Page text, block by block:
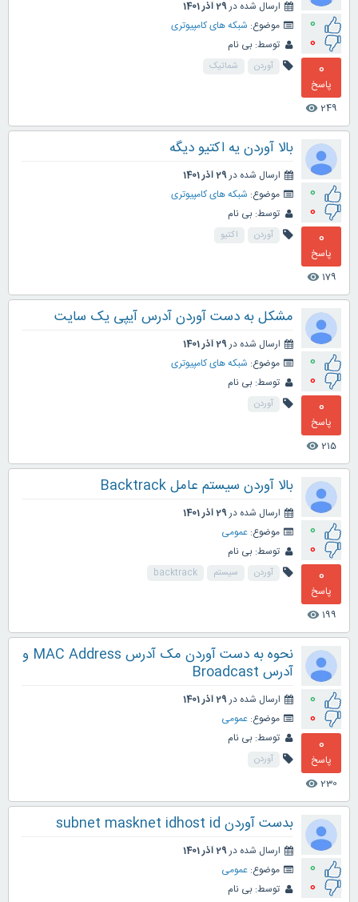
0
0
0
پاسخ
249
visibility
ارسال شده در29 آذر 1401
موضوع: شبکه های کامپیوتری
توسط: بی نام
آوردن شماتیک
0
0
0
پاسخ
179
visibility
بالا آوردن یه اکتیو دیگه
ارسال شده در29 آذر 1401
موضوع: شبکه های کامپیوتری
توسط: بی نام
آوردن اکتیو
0
0
0
پاسخ
215
visibility
مشکل به دست آوردن آدرس آیپی یک سایت
ارسال شده در29 آذر 1401
موضوع: شبکه های کامپیوتری
توسط: بی نام
آوردن
0
0
0
پاسخ
199
visibility
بالا آوردن سیستم عامل Backtrack
ارسال شده در29 آذر 1401
موضوع: عمومی
توسط: بی نام
آوردن سیستم backtrack
0
0
0
پاسخ
230
visibility
نحوه به دست آوردن مک آدرس MAC Address و
آدرس Broadcast
ارسال شده در29 آذر 1401
موضوع: عمومی
توسط: بی نام
آوردن
0
0
بدست آوردن subnet masknet idhost id
ارسال شده در29 آذر 1401
موضوع: عمومی
توسط: بی نام